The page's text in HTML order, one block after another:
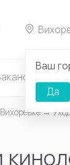
Ваш
Да